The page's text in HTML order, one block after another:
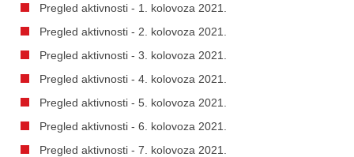
Pregled aktivnosti - 1. kolovoza 2021.
Pregled aktivnosti - 2. kolovoza 2021.
Pregled aktivnosti - 3. kolovoza 2021.
Pregled aktivnosti - 4. kolovoza 2021.
Pregled aktivnosti - 5. kolovoza 2021.
Pregled aktivnosti - 6. kolovoza 2021.
Pregled aktivnosti - 7. kolovoza 2021.